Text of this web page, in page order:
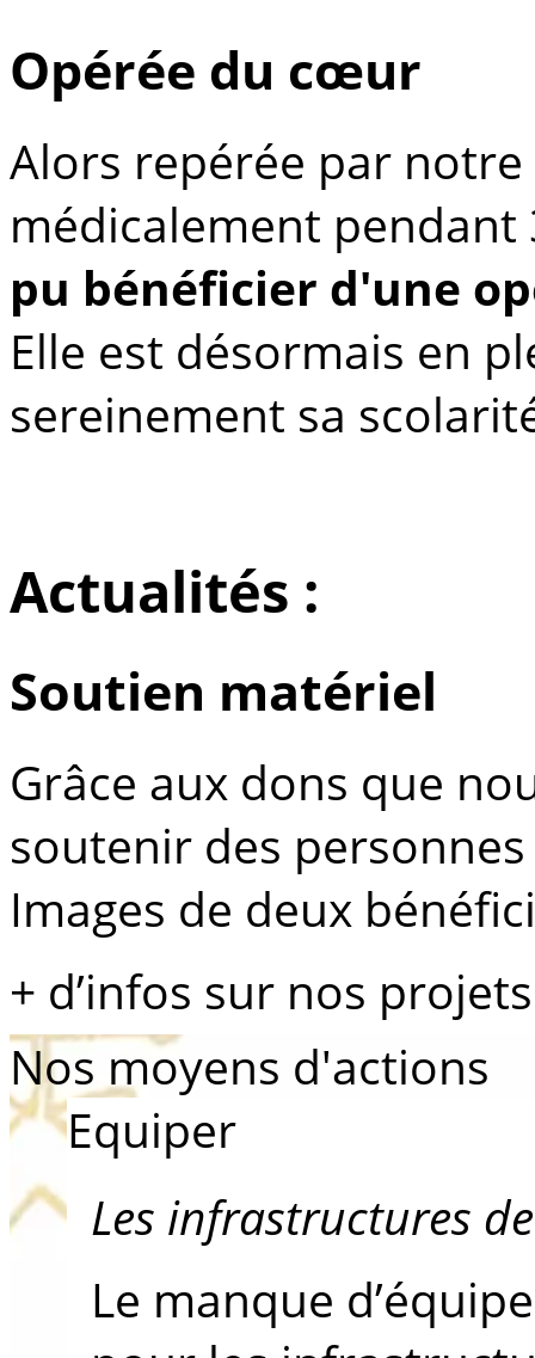
Opérée du cœur
Alors repérée par
médicalement pendant
pu bénéficier d'une
Elle est désormais en
sereinement sa
Actualités :
Soutien matériel
Grâce aux dons que
soutenir des
Images de deux
+ d’infos sur nos
Nos moyens d'actions
Equiper
Les infrastructures
Le manque